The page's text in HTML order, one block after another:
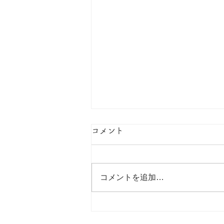
私たちの今。
しました。 小桜・小梅、私たち
の「今」を映像に残しました。ぜ
コメント
コメントを追加…